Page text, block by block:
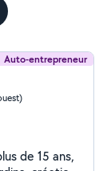
Auto-entrepreneur
de 15 ans,